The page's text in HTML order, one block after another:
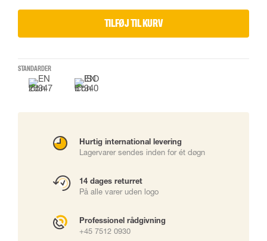
TILFØJ TIL KURV
STANDARDER
Hurtig international levering
Lagervarer sendes inden for ét døgn
14 dages returret
På alle varer uden logo
Professionel rådgivning
+45 7512 0930